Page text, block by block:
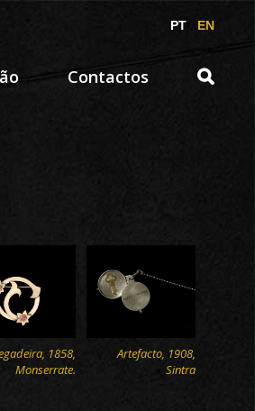
PT EN
Contactos
1858,
Monserrate.
Artefacto, 1908,
Sintra